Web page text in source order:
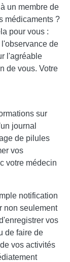
un membre de
médicaments ?
pour vous :
de
l'agréable
de vous. Votre
sur
journal
de pilules
vos
votre médecin
notification
non seulement
vos
de faire de
vos activités